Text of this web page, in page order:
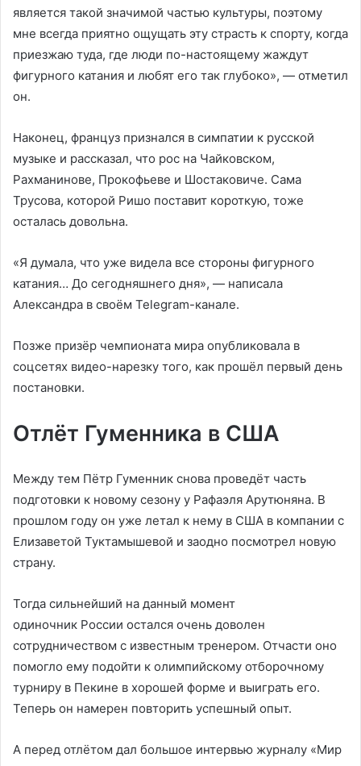
является такой значимой частью культуры, поэтому
мне всегда приятно ощущать эту страсть к спорту, когда
приезжаю туда, где люди по-настоящему жаждут
фигурного катания и любят его так глубоко», — отметил
он.
Наконец, француз признался в симпатии к русской
музыке и рассказал, что рос на Чайковском,
Рахманинове, Прокофьеве и Шостаковиче. Сама
Трусова, которой Ришо поставит короткую, тоже
осталась довольна.
«Я думала, что уже видела все стороны фигурного
катания… До сегодняшнего дня», — написала
Александра в своём Telegram-канале.
Позже призёр чемпионата мира опубликовала в
соцсетях видео-нарезку того, как прошёл первый день
постановки.
Отлёт Гуменника в США
Между тем Пётр Гуменник снова проведёт часть
подготовки к новому сезону у Рафаэля Арутюняна. В
прошлом году он уже летал к нему в США в компании с
Елизаветой Туктамышевой и заодно посмотрел новую
страну.
Тогда сильнейший на данный момент
одиночник России остался очень доволен
сотрудничеством с известным тренером. Отчасти оно
помогло ему подойти к олимпийскому отборочному
турниру в Пекине в хорошей форме и выиграть его.
Теперь он намерен повторить успешный опыт.
А перед отлётом дал большое интервью журналу «Мир